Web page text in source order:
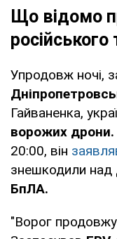
Що відомо
російського
Упродовж ночі,
Гайваненка,
ворожих дрони.
20:00, він
знешкодили
БпЛА.
"Ворог